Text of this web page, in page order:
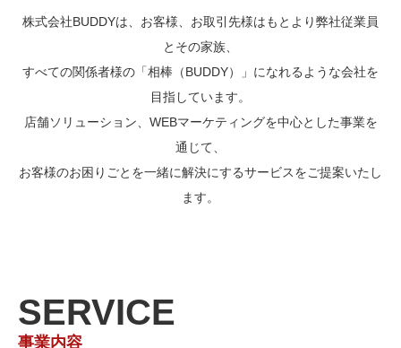
株式会社BUDDYは、お客様、お取引先様はもとより弊社従業員
とその家族、
すべての関係者様の「相棒（BUDDY）」になれるような会社を
目指しています。
店舗ソリューション、WEBマーケティングを中心とした事業を
通じて、
お客様のお困りごとを一緒に解決にするサービスをご提案いたし
ます。
SERVICE
事業内容